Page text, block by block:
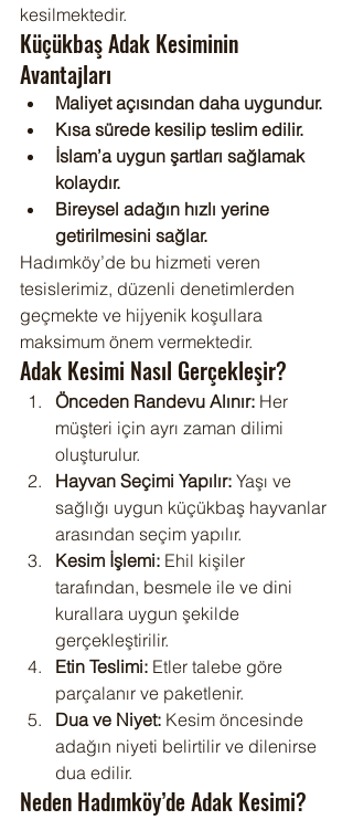
kesilmektedir.
Küçükbaş Adak Kesiminin
Avantajları
Maliyet açısından daha uygundur.
Kısa sürede kesilip teslim edilir.
İslam’a uygun şartları sağlamak
kolaydır.
Bireysel adağın hızlı yerine
getirilmesini sağlar.
Hadımköy’de bu hizmeti veren
tesislerimiz, düzenli denetimlerden
geçmekte ve hijyenik koşullara
maksimum önem vermektedir.
Adak Kesimi Nasıl Gerçekleşir?
Önceden Randevu Alınır: Her
müşteri için ayrı zaman dilimi
oluşturulur.
Hayvan Seçimi Yapılır: Yaşı ve
sağlığı uygun küçükbaş hayvanlar
arasından seçim yapılır.
Kesim İşlemi: Ehil kişiler
tarafından, besmele ile ve dini
kurallara uygun şekilde
gerçekleştirilir.
Etin Teslimi: Etler talebe göre
parçalanır ve paketlenir.
Dua ve Niyet: Kesim öncesinde
adağın niyeti belirtilir ve dilenirse
dua edilir.
Neden Hadımköy’de Adak Kesimi?